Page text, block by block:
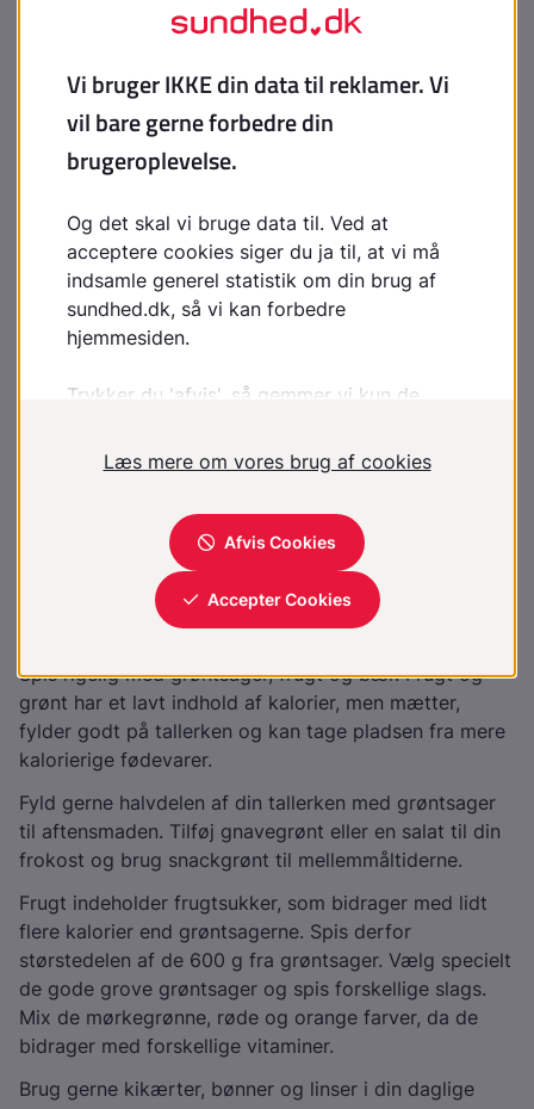
portion mad og er mæt i længere tid, når dit måltid er
rigt på fuldkorn. Fuldkornsprodukter har et lavt
indhold af fedt og består primært af det sunde
umættede fedt. Fuldkorn er rigt på kostfibre og er
Spis fuldkornsprodukter fx rugbrød, havregryn samt
fuldkornsbrød, fuldkornsknækbrød og fuldkornsboller.
Vælg også fuldkornsris og fuldkornspasta.
Hvad er et fuldkornsbrød?
Rugbrød, knækbrød og morgenmadsprodukter samt
Hvedebrød med minimum 5 g kostfibre pr. 100 g
Frugt, grøntsager og bælgfrugter
De officielle Kostråd anbefaler 600 g frugt, bær og
grønt samt 100 g tilberedte bælgfrugter dagligt.
Spis rigelig med grøntsager, frugt og bær. Frugt og
grønt har et lavt indhold af kalorier, men mætter,
fylder godt på tallerken og kan tage pladsen fra mere
kalorierige fødevarer.
Fyld gerne halvdelen af din tallerken med grøntsager
til aftensmaden. Tilføj gnavegrønt eller en salat til din
frokost og brug snackgrønt til mellemmåltiderne.
Frugt indeholder frugtsukker, som bidrager med lidt
flere kalorier end grøntsagerne. Spis derfor
størstedelen af de 600 g fra grøntsager. Vælg specielt
de gode grove grøntsager og spis forskellige slags.
Mix de mørkegrønne, røde og orange farver, da de
bidrager med forskellige vitaminer.
Brug gerne kikærter, bønner og linser i din daglige